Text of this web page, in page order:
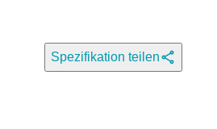
Spezifikation teilen